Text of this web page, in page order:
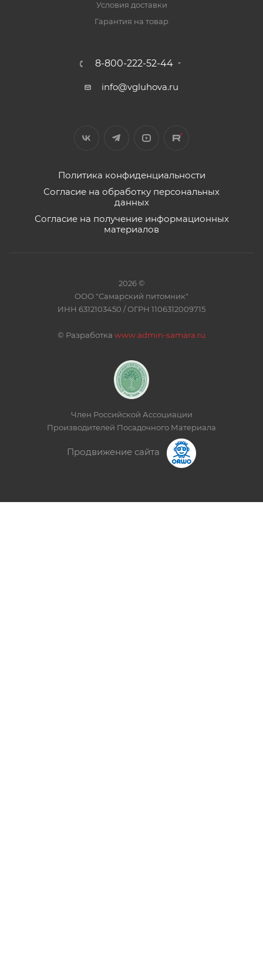
Условия доставки
Гарантия на товар
8-800-222-52-44
info@vgluhova.ru
Политика конфиденциальности
Согласие на обработку персональных
данных
Согласие на получение информационных
материалов
2026 ©
ООО "Самарский питомник"
ИНН 6312103450 / ОГРН 1106312009715
© Разработка www.admin-samara.ru
Член Российской Ассоциации
Производителей Посадочного Материала
Продвижение сайта